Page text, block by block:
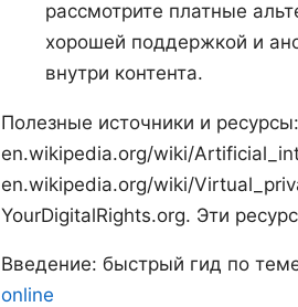
рассмотрите платные
хорошей поддержкой и
внутри контента.
Полезные источники и
en.wikipedia.org/wiki/
en.wikipedia.org/wiki/
YourDigitalRights.org. Эти
Введение: быстрый гид по
online